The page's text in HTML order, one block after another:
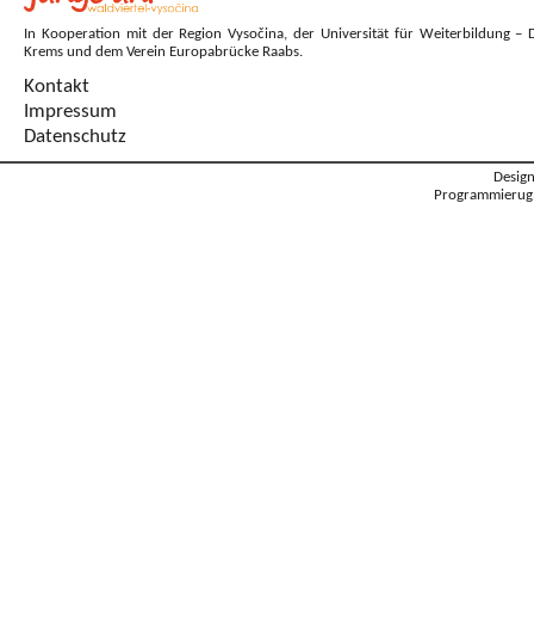
In Kooperation mit der Region Vysočina, der Universität für Weiterbildung –
Krems und dem Verein Europabrücke Raabs.
Kontakt
Impressum
Datenschutz